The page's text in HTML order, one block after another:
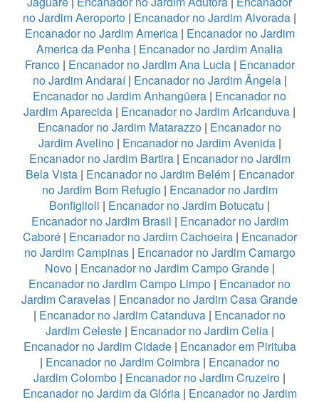
no Jardim Aeroporto | Encanador no Jardim Alvorada |
Encanador no Jardim America| Encanador no Jardim
America da Penha | Encanador no Jardim Analia
Franco| Encanador no Jardim Ana Lucia| Encanador
no Jardim Andaraí| Encanador no Jardim Ângela|
Encanador no Jardim Anhangüera | Encanador no
Jardim Aparecida | Encanador no Jardim Aricanduva |
Encanador no Jardim Matarazzo | Encanador no
Jardim Avelino| Encanador no Jardim Avenida|
Encanador no Jardim Bartira| Encanador no Jardim
Bela Vista| Encanador no Jardim Belém| Encanador
no Jardim Bom Refugio| Encanador no Jardim
Bonfiglioli | Encanador no Jardim Botucatu |
Encanador no Jardim Brasil | Encanador no Jardim
Caboré| Encanador no Jardim Cachoeira| Encanador
no Jardim Campinas| Encanador no Jardim Camargo
Novo| Encanador no Jardim Campo Grande|
Encanador no Jardim Campo Limpo | Encanador no
Jardim Caravelas | Encanador no Jardim Casa Grande
| Encanador no Jardim Catanduva | Encanador no
Jardim Celeste| Encanador no Jardim Celia|
Encanador no Jardim Cidade| Encanador em Pirituba
| Encanador no Jardim Coimbra| Encanador no
Jardim Colombo | Encanador no Jardim Cruzeiro |
Encanador no Jardim da Glória| Encanador no Jardim